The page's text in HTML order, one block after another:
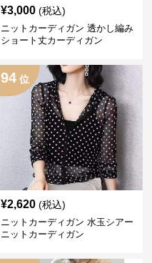
¥3,000 (税込)
ニットカーディガン 透かし編み
ショート丈カーディガン
94 位
¥2,620 (税込)
ニットカーディガン 水玉シアー
ニットカーディガン